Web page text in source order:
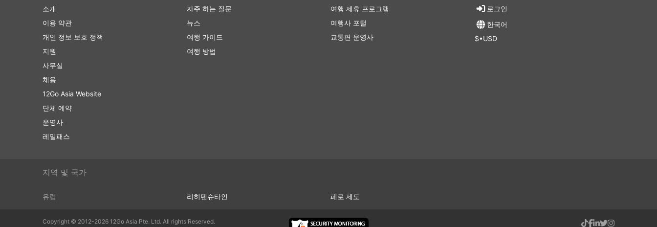
버스 티켓은 항공 또는 고속 열차 티켓에 비해 더 저렴할 수 있습니다. 여행자들은 다양한 예산의 좌석을 선택할
지 데려다줍니다. 장거리 노선을 이용할 경우, 화장실에 갈 수 있는 시간이 주어지며 간식, 물, 때로는 세면 도구와
담요가 거의 포함됩니다.
더 많은 비용을 지출할 준비가 되셨다면 일부 VIP 버스는 넓고 푹신한 리클라이닝 좌석, 담요, 더 적은 수의 승객
버스 여행 단점
울 수 있습니다. 일부 목적지에서는 터미널에 들어갈 수 있는 차량에 대한 제한이 있으며 거기에 가려면 특수 운
버스는 기차나 비행기보다 더 자주 일정 시간과 맞지 않는 교통수단일수 있습니다. 버스 여행은 가끔 예측할 수
습니다. 이 점을 명심하고 연결 교통편 시간을 긴박하게 계획하지 마세요.
음 버스를 타는 것이 항상 가능한 것은 아니라는 점을 염두에 두세요. 티켓이 모두 매진될 수 있으므로 그에 따라
소개
이용 약관
개인 정보 보호 정책
지원
사무실
채용
12Go Asia Website
단체 예약
운영사
레일패스
자주 하는 질문
뉴스
여행 가이드
여행 방법
여행 제휴 프로그램
여행사 포털
교통편 운영사
로그인
한국어
$•USD
지역 및 국가
유럽 리히텐슈타인 페로 제도
Copyright © 2012-2026 12Go Asia Pte. Ltd. All rights Reserved.